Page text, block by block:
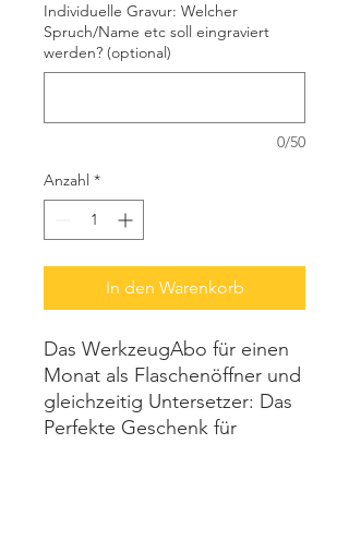
Individuelle Gravur: Welcher
Spruch/Name etc soll eingraviert
werden? (optional)
0/50
Anzahl *
In den Warenkorb
Das WerkzeugAbo für einen
Monat als Flaschenöffner und
gleichzeitig Untersetzer: Das
Perfekte Geschenk für